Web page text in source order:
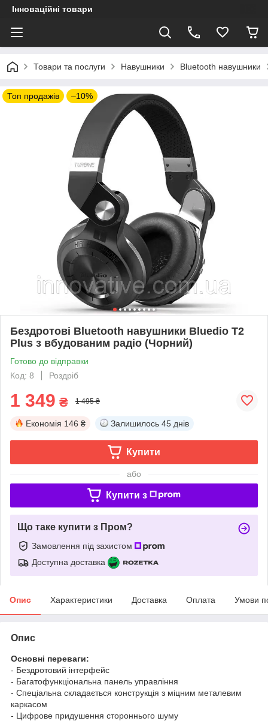
Інноваційні товари
Товари та послуги Навушники Bluetooth навушники
Топ продажів –10%
Бездротові Bluetooth навушники Bluedio T2
Plus з вбудованим радіо (Чорний)
Готово до відправки
Код: 8
Роздріб
1 349 ₴ 1 495 ₴
Економія 146 ₴ Залишилось 45 днів
Купити
або
Купити з
Що таке купити з Пром?
Замовлення під захистом
Доступна доставка
Опис Характеристики Доставка Оплата Умови
Опис
Основні переваги:
- Бездротовий інтерфейс
- Багатофункціональна панель управління
- Спеціальна складається конструкція з міцним металевим
каркасом
- Цифрове придушення стороннього шуму